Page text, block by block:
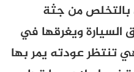
بالتخلص من جثة
ويغرقها في
تنتظر عودته يمر بها